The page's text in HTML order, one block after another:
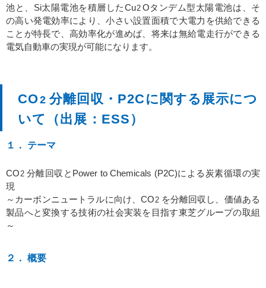
池と、Si太陽電池を積層したCu2 Oタンデム型太陽電池は、そ
の高い発電効率により、小さい設置面積で大電力を供給できる
ことが特長で、高効率化が進めば、将来は無給電走行ができる
電気自動車の実現が可能になります。
CO2 分離回収・P2Cに関する展示につ
いて（出展：ESS）
１． テーマ
CO2 分離回収とPower to Chemicals (P2C)による炭素循環の実
現
～カーボンニュートラルに向け、CO2 を分離回収し、価値ある
製品へと変換する技術の社会実装を目指す東芝グループの取組
～
２． 概要